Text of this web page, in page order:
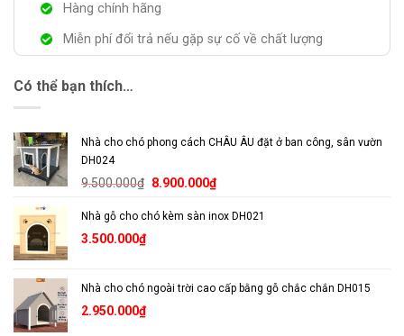
Hàng chính hãng
Miễn phí đổi trả nếu gặp sự cố về chất lượng
Có thể bạn thích…
Nhà cho chó phong cách CHÂU ÂU đặt ở ban công, sân vườn
DH024
9.500.000₫ Giá
là:
8.900.000₫Giá
tại
Nhà gỗ cho chó kèm sàn inox DH021
3.500.000₫
Nhà cho chó ngoài trời cao cấp bằng gỗ chắc chắn DH015
2.950.000₫